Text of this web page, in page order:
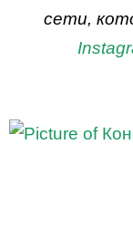
сети,